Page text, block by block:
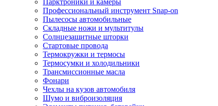
Парктроники и камеры
Профессиональный инструмент Snap-on
Пылесосы автомобильные
Складные ножи и мультитулы
Солнцезащитные шторки
Стартовые провода
Термокружки и термосы
Термосумки и холодильники
Трансмиссионные масла
Фонари
Чехлы на кузов автомобиля
Шумо и виброизоляция